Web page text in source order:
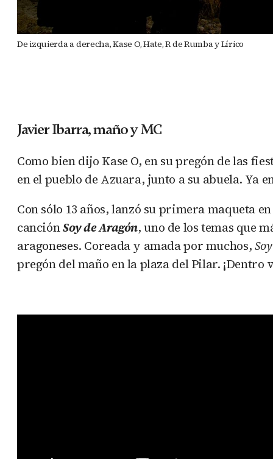
De izquierda a derecha, Kase O, Hate, R de Rumba y Lírico
Javier Ibarra, maño y MC
Como bien dijo Kase O, en su pregón de las
en el pueblo de Azuara, junto a su abuela. Ya
Con sólo 13 años, lanzó su primera maqueta
canciónSoy de Aragón, uno de los temas que
aragoneses. Coreada y amada por muchos,
pregón del maño en la plaza del Pilar. ¡Dentro